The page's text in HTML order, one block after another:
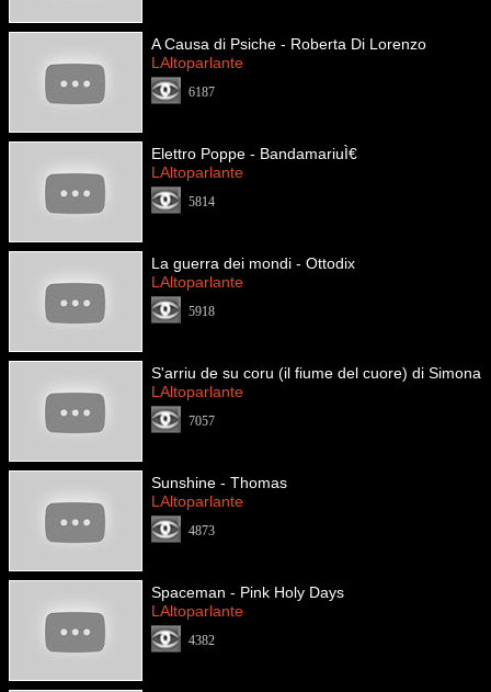
A Causa di Psiche - Roberta Di Lorenzo
LAltoparlante
6187
Elettro Poppe - BandamariuÌ€
LAltoparlante
5814
La guerra dei mondi - Ottodix
LAltoparlante
5918
S'arriu de su coru (il fiume del cuore) di Simona
LAltoparlante
7057
Sunshine - Thomas
LAltoparlante
4873
Spaceman - Pink Holy Days
LAltoparlante
4382